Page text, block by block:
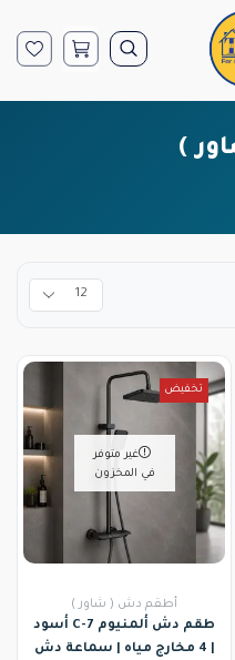
)
تخفيض
غير متوفر
في المخزون
أطقم دش ( شاور )
طقم دش ألمنيوم C-7 أسود
| 4 مخارج مياه | سماعة دش